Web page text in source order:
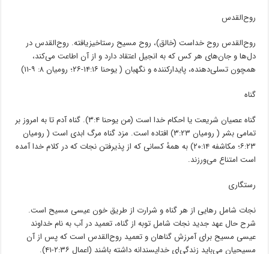
روح‌القدس
روح‌القدس روح خداست (خالق)، روح مسیح رستاخیزیافته. روح‌القدس در
دل‌ها و جان‌های هر کس که به انجیل اعتقاد دارد و از ﺁن اطاعت می‌کند،
همچون تسلی‌دهنده، پایدار‌کننده و نگهبان ( یوحنا ۱۴:۱۶-۲۶؛ رومیان ۸: ۹-۱۱)
گناه
گناه عصیان شریعت یا احکام خدا است (من یوحنا ۳:۴). گناه ﺁدم تا به امروز بر
تمامی بشر ( رومیان ۳:۲۳) افتاده است. مزد گناه مرگ ابدی است ( رومیان
۶:۲۳؛ مکاشفه ۲۰:۱۴) به همهٔ کسانی که از پذیرفتن نجات که در کلام خدا ﺁمده
است امتناع می‌ورزند.
رستگاری
نجات شامل رهایی از هر گناه و شرارت از طریق خون عیسی مسیح است.
شرح حال عهد جدید نجات شامل توبه از گناه، تعمید در ﺁب به نام خداوند
عیسی مسیح برای ﺁمرزش گناهان و تعمید روح‌القدس است که پس از ﺁن
مسیحیان می‌باید زندگی‌ای خداپسندانه داشته باشند (اعمال ۲:۳۶-۴۱).